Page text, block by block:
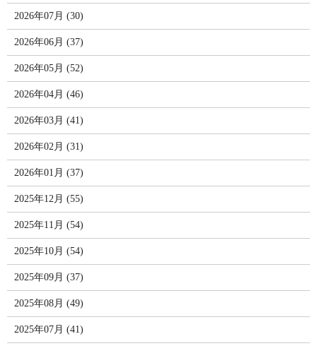
2026年07月 (30)
2026年06月 (37)
2026年05月 (52)
2026年04月 (46)
2026年03月 (41)
2026年02月 (31)
2026年01月 (37)
2025年12月 (55)
2025年11月 (54)
2025年10月 (54)
2025年09月 (37)
2025年08月 (49)
2025年07月 (41)